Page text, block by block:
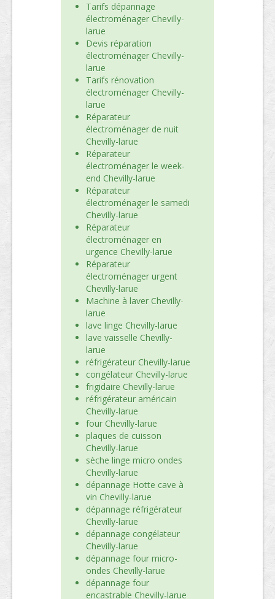
Tarifs dépannage
électroménager Chevilly-
larue
Devis réparation
électroménager Chevilly-
larue
Tarifs rénovation
électroménager Chevilly-
larue
Réparateur
électroménager de nuit
Chevilly-larue
Réparateur
électroménager le week-
end Chevilly-larue
Réparateur
électroménager le samedi
Chevilly-larue
Réparateur
électroménager en
urgence Chevilly-larue
Réparateur
électroménager urgent
Chevilly-larue
Machine à laver Chevilly-
larue
lave linge Chevilly-larue
lave vaisselle Chevilly-
larue
réfrigérateur Chevilly-larue
congélateur Chevilly-larue
frigidaire Chevilly-larue
réfrigérateur américain
Chevilly-larue
four Chevilly-larue
plaques de cuisson
Chevilly-larue
sèche linge micro ondes
Chevilly-larue
dépannage Hotte cave à
vin Chevilly-larue
dépannage réfrigérateur
Chevilly-larue
dépannage congélateur
Chevilly-larue
dépannage four micro-
ondes Chevilly-larue
dépannage four
encastrable Chevilly-larue